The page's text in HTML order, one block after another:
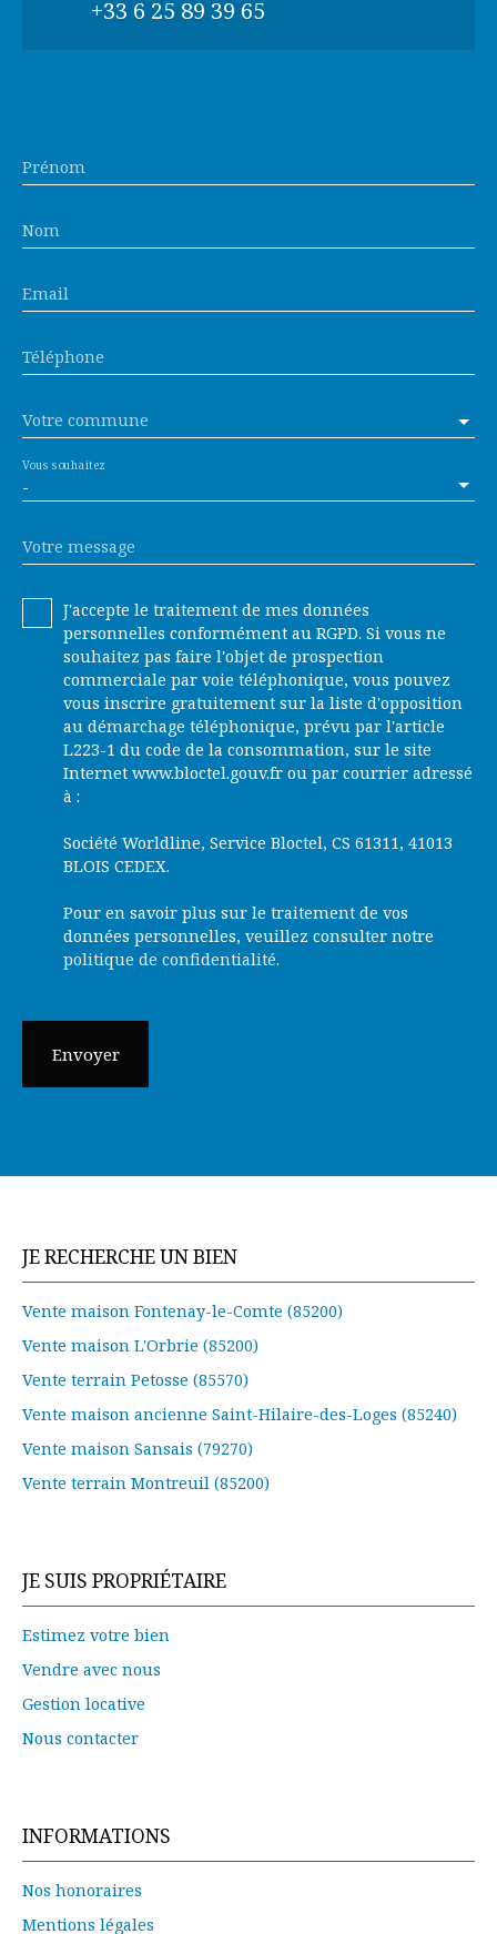
+33 6 25 89 39 65
Prénom
Nom
Email
Téléphone
Votre commune
-
Vous souhaitez
Votre message
J'accepte le traitement de mes données
personnelles conformément au RGPD. Si vous ne
souhaitez pas faire l'objet de prospection
commerciale par voie téléphonique, vous pouvez
vous inscrire gratuitement sur la liste d'opposition
au démarchage téléphonique, prévu par l'article
L223-1 du code de la consommation, sur le site
Internet www.bloctel.gouv.fr ou par courrier adressé
à :
Société Worldline, Service Bloctel, CS 61311, 41013
BLOIS CEDEX.
Pour en savoir plus sur le traitement de vos
données personnelles, veuillez consulter notre
politique de confidentialité.
Envoyer
JE RECHERCHE UN BIEN
Vente maison Fontenay-le-Comte (85200)
Vente maison L'Orbrie (85200)
Vente terrain Petosse (85570)
Vente maison ancienne Saint-Hilaire-des-Loges (85240)
Vente maison Sansais (79270)
Vente terrain Montreuil (85200)
JE SUIS PROPRIÉTAIRE
Estimez votre bien
Vendre avec nous
Gestion locative
Nous contacter
INFORMATIONS
Nos honoraires
Mentions légales